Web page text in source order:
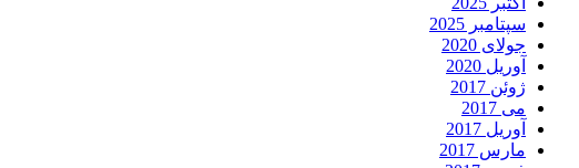
سپتامبر 2025
جولای 2020
آوریل 2020
ژوئن 2017
می 2017
آوریل 2017
مارس 2017